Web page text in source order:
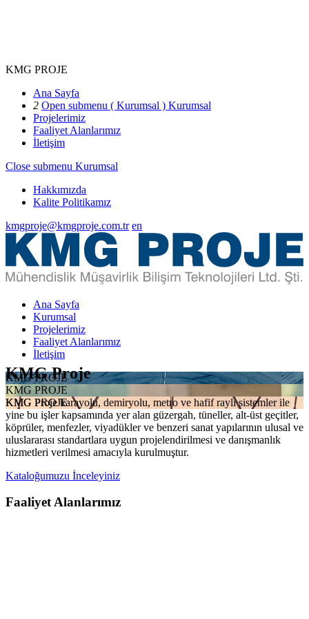
KMG PROJE
Ana Sayfa
2 Open submenu ( Kurumsal ) Kurumsal
Projelerimiz
Faaliyet Alanlarımız
İletişim
Close submenu Kurumsal
Hakkımızda
Kalite Politikamız
kmgproje@kmgproje.com.tr en
Ana Sayfa
Kurumsal
Projelerimiz
Faaliyet Alanlarımız
İletişim
KMG PROJE
KMG PROJE
KMG PROJE
KMG Proje
KMG Proje karayolu, demiryolu, metro ve hafif raylı sistemler ile
yine bu işler kapsamında yer alan güzergah, tüneller, alt-üst geçitler,
köprüler, menfezler, viyadükler ve benzeri sanat yapılarının ulusal ve
uluslararası standartlara uygun projelendirilmesi ve danışmanlık
hizmetleri verilmesi amacıyla kurulmuştur.
Kataloğumuzu İnceleyiniz
Faaliyet Alanlarımız